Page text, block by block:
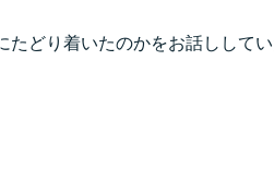
たどり着いたのかをお話しして